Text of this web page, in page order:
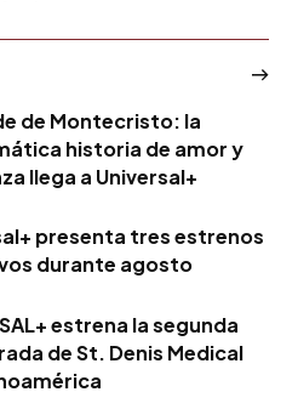
de Montecristo: la
historia de amor y
llega a Universal+
presenta tres estrenos
durante agosto
estrena la segunda
de St. Denis Medical